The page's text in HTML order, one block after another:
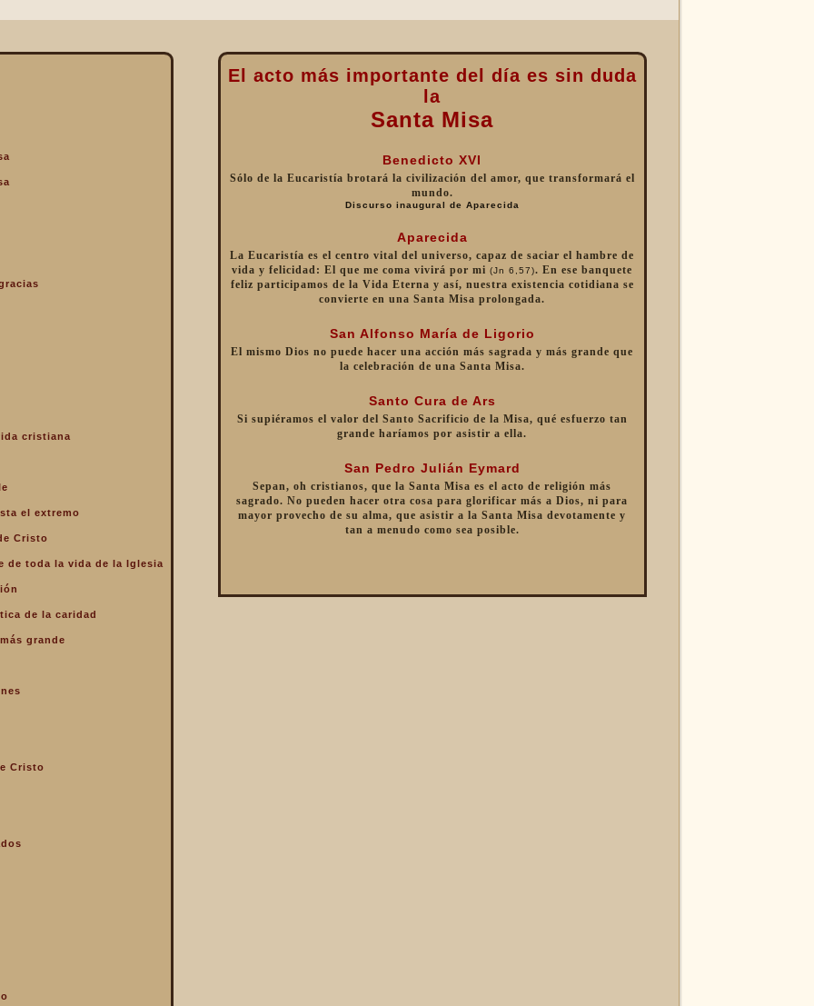
cristiana
el extremo
Cristo
de toda la vida de la Iglesia
de la caridad
grande
Cristo
El acto más importante del día es sin duda
la
Santa Misa
Benedicto XVI
Sólo de la Eucaristía brotará la civilización del amor, que transformará el
mundo.
Discurso inaugural de Aparecida
Aparecida
La Eucaristía es el centro vital del universo, capaz de saciar el hambre de
vida y felicidad: El que me coma vivirá por mi (Jn 6,57). En ese banquete
feliz participamos de la Vida Eterna y así, nuestra existencia cotidiana se
convierte en una Santa Misa prolongada.
San Alfonso María de Ligorio
El mismo Dios no puede hacer una acción más sagrada y más grande que
la celebración de una Santa Misa.
Santo Cura de Ars
Si supiéramos el valor del Santo Sacrificio de la Misa, qué esfuerzo tan
grande haríamos por asistir a ella.
San Pedro Julián Eymard
Sepan, oh cristianos, que la Santa Misa es el acto de religión más
sagrado. No pueden hacer otra cosa para glorificar más a Dios, ni para
mayor provecho de su alma, que asistir a la Santa Misa devotamente y
tan a menudo como sea posible.